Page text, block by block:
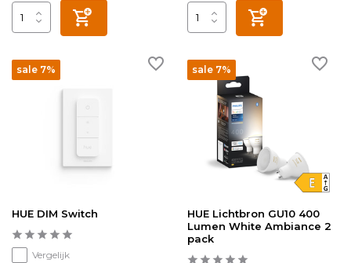
sale 7%
HUE DIM Switch
Vergelijk
sale 7%
HUE Lichtbron GU10 400
Lumen White Ambiance 2
pack